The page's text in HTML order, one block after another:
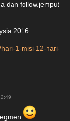
dan follow.jemput
2016
1-misi-12-hari-
...